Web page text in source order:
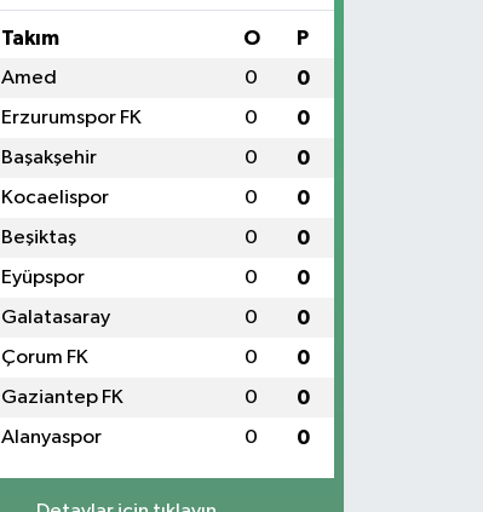
Takım O P
Amed 0 0
Erzurumspor FK 0 0
Başakşehir 0 0
Kocaelispor 0 0
Beşiktaş 0 0
Eyüpspor 0 0
Galatasaray 0 0
Çorum FK 0 0
Gaziantep FK 0 0
Alanyaspor 0 0